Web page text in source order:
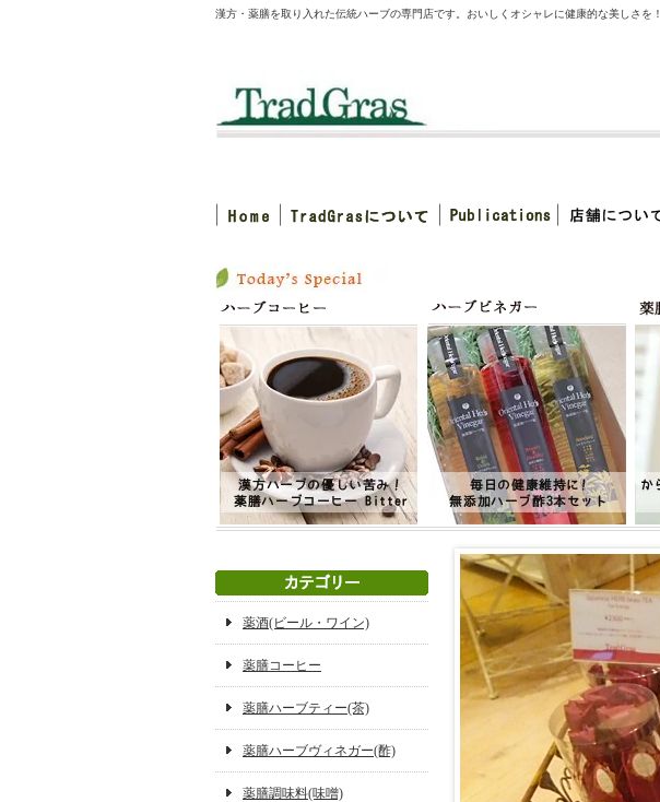
漢方・薬膳を取り入れた伝統ハーブの専門店です。おいしくオシャレに健康的な美しさを！
薬酒(ビール・ワイン)
薬膳コーヒー
薬膳ハーブティー(茶)
薬膳ハーブヴィネガー(酢)
薬膳調味料(味噌)